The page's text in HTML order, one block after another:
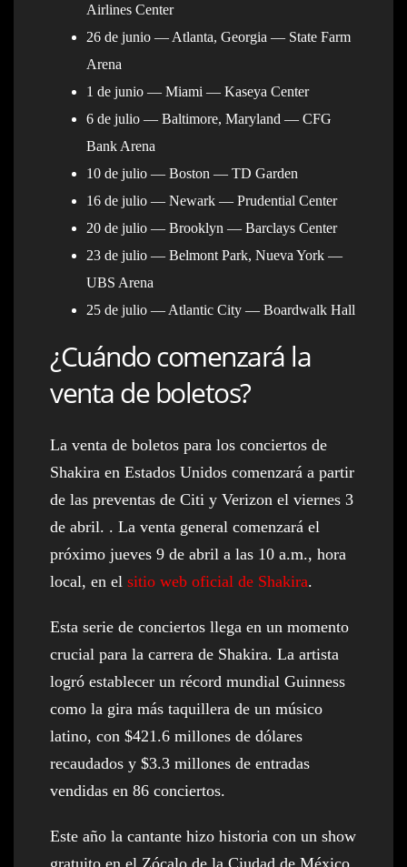
Airlines Center
26 de junio — Atlanta, Georgia — State Farm
Arena
1 de junio — Miami — Kaseya Center
6 de julio — Baltimore, Maryland — CFG
Bank Arena
10 de julio — Boston — TD Garden
16 de julio — Newark — Prudential Center
20 de julio — Brooklyn — Barclays Center
23 de julio — Belmont Park, Nueva York —
UBS Arena
25 de julio — Atlantic City — Boardwalk Hall
¿Cuándo comenzará la
venta de boletos?
La venta de boletos para los conciertos de
Shakira en Estados Unidos comenzará a partir
de las preventas de Citi y Verizon el viernes 3
de abril. . La venta general comenzará el
próximo jueves 9 de abril a las 10 a.m., hora
local, en el sitio web oficial de Shakira.
Esta serie de conciertos llega en un momento
crucial para la carrera de Shakira. La artista
logró establecer un récord mundial Guinness
como la gira más taquillera de un músico
latino, con $421.6 millones de dólares
recaudados y $3.3 millones de entradas
vendidas en 86 conciertos.
Este año la cantante hizo historia con un show